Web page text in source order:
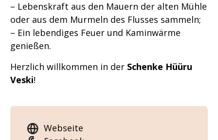
– Lebenskraft aus den Mauern der alten Mühle
oder aus dem Murmeln des Flusses sammeln;
– Ein lebendiges Feuer und Kaminwärme
genießen.
Herzlich willkommen in der Schenke Hüüru
Veski!
Webseite